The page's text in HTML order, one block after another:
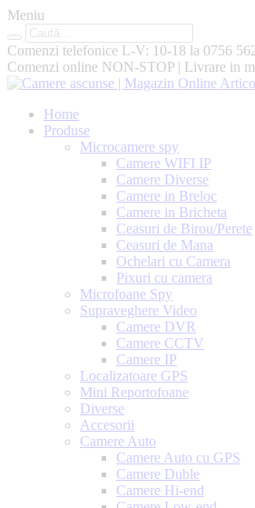
Meniu
Comenzi telefonice L-V: 10-18 la 0756
Comenzi online NON-STOP | Livrare in
Home
Produse
Microcamere spy
Camere WIFI IP
Camere Diverse
Camere in Breloc
Camere in Bricheta
Ceasuri de Birou/Perete
Ceasuri de Mana
Ochelari cu Camera
Pixuri cu camera
Microfoane Spy
Supraveghere Video
Camere DVR
Camere CCTV
Camere IP
Localizatoare GPS
Mini Reportofoane
Diverse
Accesorii
Camere Auto
Camere Auto cu GPS
Camere Duble
Camere Hi-end